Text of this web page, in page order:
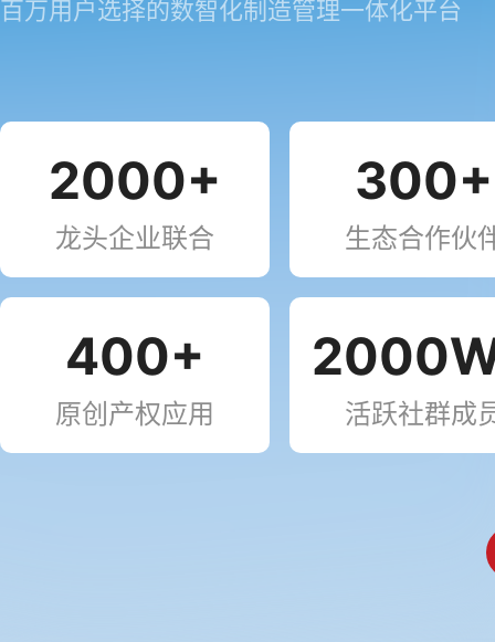
百万用户选择的数智化制造管理一体化平台
2000+
龙头企业联合
300+
生态合作伙
400+
原创产权应用 活跃社群成